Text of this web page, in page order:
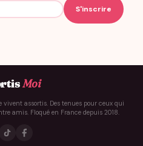
Moi
vivent assortis. Des tenues pour ceux qui
amis. Floqué en France depuis 2018.